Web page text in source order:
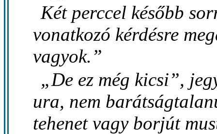
Két perccel később
vonatkozó kérdésre
vagyok.”
„De ez még kicsi”,
ura, nem
tehenet vagy borjút